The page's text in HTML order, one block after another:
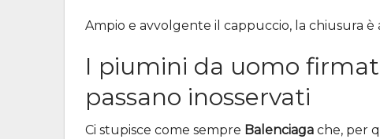
Ampio e avvolgente il cappuccio, la chiusura è
I piumini da uomo
passano inosservati
Ci stupisce come sempre Balenciaga che, per